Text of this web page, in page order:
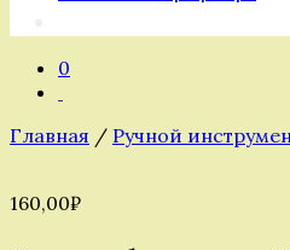
0
Главная / Ручной
160,00₽